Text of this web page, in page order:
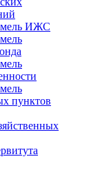
ИЖС
пунктов